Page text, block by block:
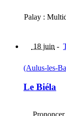
Palay :
18 juin -
(Aulus-les-
Le Biéla